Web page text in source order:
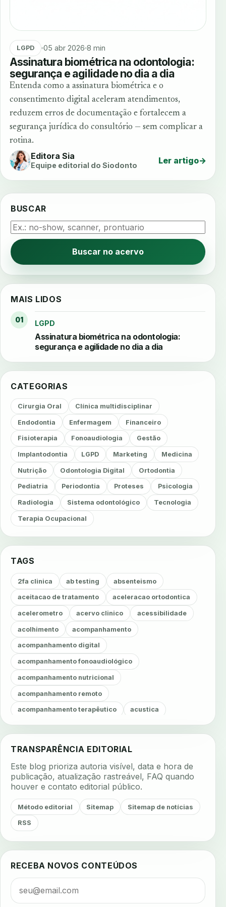
LGPD 05 abr 2026 8 min
Assinatura biométrica na odontologia:
segurança e agilidade no dia a dia
Entenda como a assinatura biométrica e o
consentimento digital aceleram atendimentos,
reduzem erros de documentação e fortalecem a
segurança jurídica do consultório — sem complicar a
rotina.
Editora Sia
Equipe editorial do Siodonto Ler artigo→
BUSCAR
Buscar no acervo
MAIS LIDOS
01 LGPD
Assinatura biométrica na odontologia:
segurança e agilidade no dia a dia
CATEGORIAS
Cirurgia Oral Clínica multidisciplinar
Endodontia Enfermagem Financeiro
Fisioterapia Fonoaudiologia Gestão
Implantodontia LGPD Marketing Medicina
Nutrição Odontologia Digital Ortodontia
Pediatria Periodontia Proteses Psicologia
Radiologia Sistema odontológico Tecnologia
Terapia Ocupacional
TAGS
2fa clinica ab testing absenteismo
aceitacao de tratamento aceleracao ortodontica
acelerometro acervo clinico acessibilidade
acolhimento acompanhamento
acompanhamento digital
acompanhamento fonoaudiológico
acompanhamento nutricional
acompanhamento remoto
acompanhamento terapêutico acustica
acustica clinica adesao adesao ao tratamento
aerossois agenda agenda clinica
agenda inteligente agenda odontologica
agendamento agendamento digital
agendamento inteligente
algometria alinhadores alta digital
alta rotacao
analgesia analgesia digital analise 3d
TRANSPARÊNCIA EDITORIAL
Este blog prioriza autoria visível, data e hora de
publicação, atualização rastreável, FAQ quando
houver e contato editorial público.
Método editorial Sitemap Sitemap de notícias
RSS
RECEBA NOVOS CONTEÚDOS